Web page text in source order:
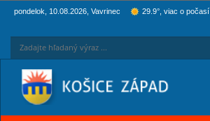
pondelok, 10.08.2026, Vavrinec 29.9°, viac o počasí